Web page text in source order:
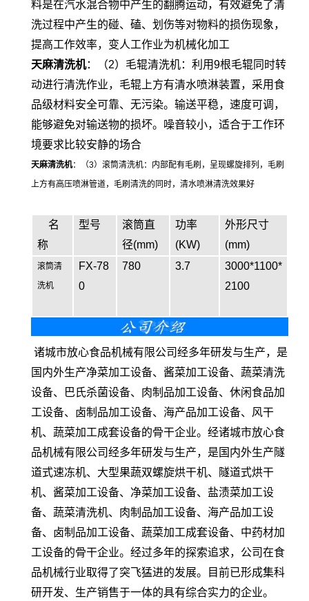
料是在汽水混合物中产生的翻腾运动，有效避免了清
洗过程中产生的碰、磕、划伤等对物料的损伤现象，
提高工作效率，变人工作业为机械化加工
天麻清洗机：（2）毛辊清洗机：利用9根毛辊同时转
动进行清洗作业，毛辊上方有清水喷淋装置，采用食
品级材料安全可靠、无污染。输送平稳，速度可调，
能够避免对输送物的损坏。噪音较小，适合于工作环
境要求比较安静的场合
天麻清洗机：（3）滚筒清洗机：内部配有毛刷，呈现螺旋排列，毛刷
上方有高压喷淋管道，毛刷清洗的同时，清水喷淋清洗效果好
名
称
型号
滚筒直
径(mm)
功率
(KW)
外形尺寸
(mm)
滚筒清
洗机
FX-78
0
780 3.7
3000*1100*
2100
诸城市放心食品机械有限公司经多年研发与生产，是
国内外生产净菜加工设备、酱菜加工设备、蔬菜清洗
设备、巴氏杀菌设备、肉制品加工设备、休闲食品加
工设备、卤制品加工设备、海产品加工设备、风干
机、蔬菜加工成套设备的骨干企业。经诸城市放心食
品机械有限公司经多年研发与生产，是国内外生产隧
道式速冻机、大型果蔬双螺旋烘干机、隧道式烘干
机、酱菜加工设备、净菜加工设备、盐渍菜加工设
备、蔬菜清洗机、肉制品加工设备、海产品加工设
备、卤制品加工设备、蔬菜加工成套设备、中药材加
工设备的骨干企业。经过多年的探索追求，公司在食
品机械行业取得了突飞猛进的发展。目前已形成集科
研开发、生产销售于一体的具有综合实力的企业。